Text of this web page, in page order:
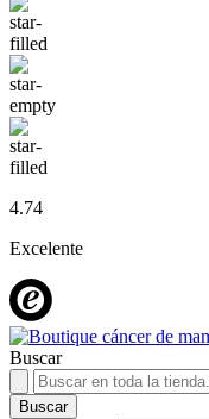
4.74
Excelente
Buscar
Buscar